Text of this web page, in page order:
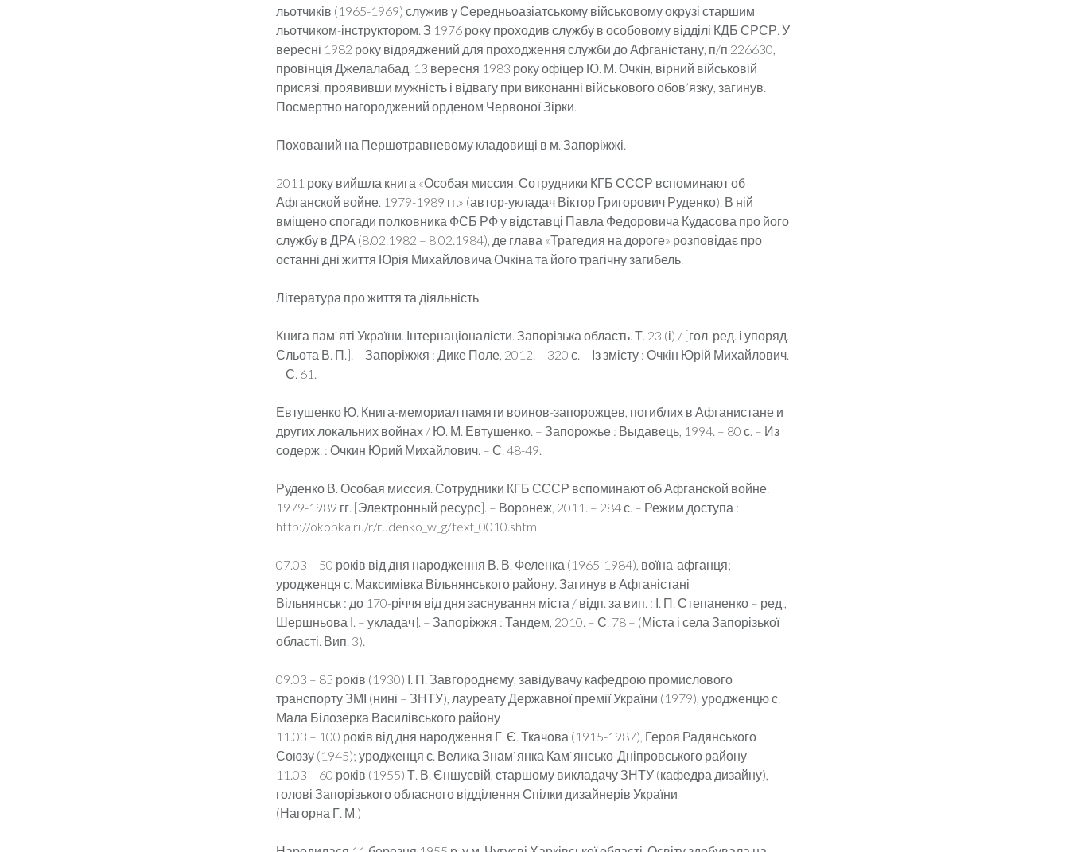
льотчиків (1965-1969) служив у Середньоазіатському військовому окрузі старшим
льотчиком-інструктором. З 1976 року проходив службу в особовому відділі КДБ СРСР. У
вересні 1982 року відряджений для проходження служби до Афганістану, п/п 226630,
провінція Джелалабад. 13 вересня 1983 року офіцер Ю. М. Очкін, вірний військовій
присязі, проявивши мужність і відвагу при виконанні військового обов’язку, загинув.
Посмертно нагороджений орденом Червоної Зірки.
Похований на Першотравневому кладовищі в м. Запоріжжі.
2011 року вийшла книга «Особая миссия. Сотрудники КГБ СССР вспоминают об
Афганской войне. 1979-1989 гг.» (автор-укладач Віктор Григорович Руденко). В ній
вміщено спогади полковника ФСБ РФ у відставці Павла Федоровича Кудасова про його
службу в ДРА (8.02.1982 – 8.02.1984), де глава «Трагедия на дороге» розповідає про
останні дні життя Юрія Михайловича Очкіна та його трагічну загибель.
Література про життя та діяльність
Книга пам`яті України. Інтернаціоналісти. Запорізька область. Т. 23 (і) / [гол. ред. і упоряд.
Сльота В. П.]. – Запоріжжя : Дике Поле, 2012. – 320 с. – Із змісту : Очкін Юрій Михайлович.
– С. 61.
Евтушенко Ю. Книга-мемориал памяти воинов-запорожцев, погиблих в Афганистане и
других локальних войнах / Ю. М. Евтушенко. – Запорожье : Выдавець, 1994. – 80 с. – Из
содерж. : Очкин Юрий Михайлович. – С. 48-49.
Руденко В. Особая миссия. Сотрудники КГБ СССР вспоминают об Афганской войне.
1979-1989 гг. [Электронный ресурс]. – Воронеж, 2011. – 284 с. – Режим доступа :
http://okopka.ru/r/rudenko_w_g/text_0010.shtml
07.03 – 50 років від дня народження В. В. Феленка (1965-1984), воїна-афганця;
уродженця с. Максимівка Вільнянського району. Загинув в Афганістані
Вільнянськ : до 170-річчя від дня заснування міста / відп. за вип. : І. П. Степаненко – ред.,
Шершньова І. – укладач]. – Запоріжжя : Тандем, 2010. – С. 78 – (Міста і села Запорізької
області. Вип. 3).
09.03 – 85 років (1930) І. П. Завгороднєму, завідувачу кафедрою промислового
транспорту ЗМІ (нині – ЗНТУ), лауреату Державної премії України (1979), уродженцю с.
Мала Білозерка Василівського району
11.03 – 100 років від дня народження Г. Є. Ткачова (1915-1987), Героя Радянського
Союзу (1945); уродженця с. Велика Знам`янка Кам`янсько-Дніпровського району
11.03 – 60 років (1955) Т. В. Єншуєвій, старшому викладачу ЗНТУ (кафедра дизайну),
голові Запорізького обласного відділення Спілки дизайнерів України
(Нагорна Г. М.)